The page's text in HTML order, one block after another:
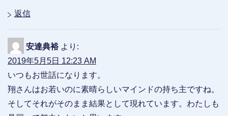
返信
安達典裕 より:
2019年5月5日 12:23 AM
いつもお世話になります。
翔さんはお若いのに素晴らしいマインドの持ち主ですね。
そしてそれがそのまま結果として現れています。わたしも